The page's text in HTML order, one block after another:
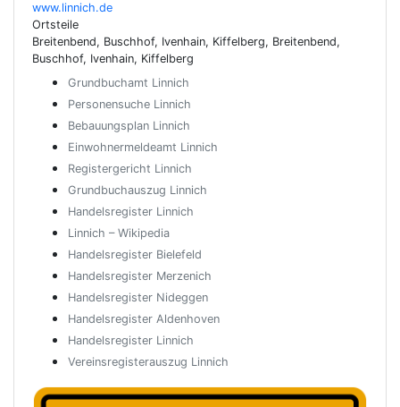
www.linnich.de
Ortsteile
Breitenbend, Buschhof, Ivenhain, Kiffelberg, Breitenbend,
Buschhof, Ivenhain, Kiffelberg
Grundbuchamt Linnich
Personensuche Linnich
Bebauungsplan Linnich
Einwohnermeldeamt Linnich
Registergericht Linnich
Grundbuchauszug Linnich
Handelsregister Linnich
Linnich – Wikipedia
Handelsregister Bielefeld
Handelsregister Merzenich
Handelsregister Nideggen
Handelsregister Aldenhoven
Handelsregister Linnich
Vereinsregisterauszug Linnich